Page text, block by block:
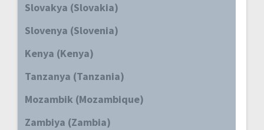
Slovakya (Slovakia)
Slovenya (Slovenia)
Kenya (Kenya)
Tanzanya (Tanzania)
Mozambik (Mozambique)
Zambiya (Zambia)